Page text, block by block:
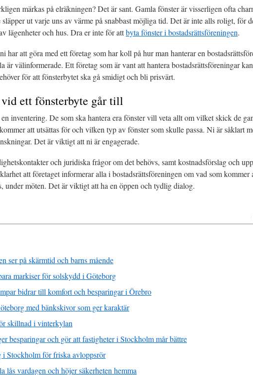
märkas på elräkningen? Det är sant. Gamla fönster är visserligen ofta
ut varje uns av värme på snabbast möjliga tid. Det är inte alls roligt, för
lägenheter och hus. Dra er inte för attbyta fönster i bostadsrättsföreningen.
har att göra med ett företag som har koll på hur man hanterar en
är välinformerade. Ett företag som är vant att hantera bostadsrättsföreningar
för att fönsterbytet ska gå smidigt och bli prisvärt.
ett fönsterbyte går till
inventering. De som ska hantera era fönster vill veta allt om vilket skick de
att utsättas för och vilken typ av fönster som skulle passa. Ni är såklart
Det är viktigt att ni är engagerade.
och juridiska frågor om det behövs, samt kostnadsförslag och
att företaget informerar alla i bostadsrättsföreningen om vad som kommer
under möten. Det är viktigt att ha en öppen och tydlig dialog.
ser på skärmtid och barns mående
markiser för solskydd i Göteborg
bidrar till komfort och besparingar i Örebro
med bänkskivor som ger karaktär
skillnad i vinterkylan
besparingar och gör att fastigheter i Stockholm mår bättre
i Stockholm för friska avloppsrör
lås vardagen och höjer säkerheten hemma